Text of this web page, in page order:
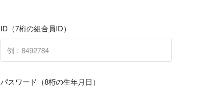
ID（7桁の組合員ID）
パスワード（8桁の生年月日）